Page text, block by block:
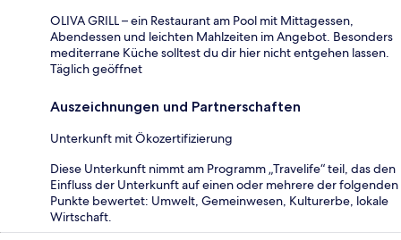
OLIVA GRILL – ein Restaurant am Pool mit Mittagessen,
Abendessen und leichten Mahlzeiten im Angebot. Besonders
mediterrane Küche solltest du dir hier nicht entgehen lassen.
Täglich geöffnet
Auszeichnungen und Partnerschaften
Unterkunft mit Ökozertifizierung
Diese Unterkunft nimmt am Programm „Travelife“ teil, das den
Einfluss der Unterkunft auf einen oder mehrere der folgenden
Punkte bewertet: Umwelt, Gemeinwesen, Kulturerbe, lokale
Wirtschaft.